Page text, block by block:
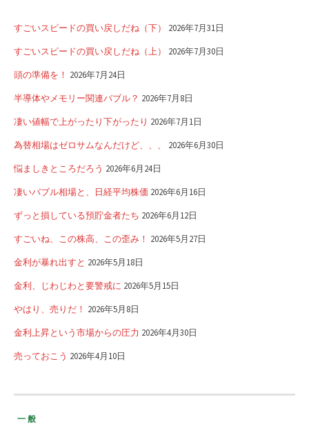
すごいスピードの買い戻しだね（下） 2026年7月31日
すごいスピードの買い戻しだね（上） 2026年7月30日
頭の準備を！ 2026年7月24日
半導体やメモリー関連バブル？ 2026年7月8日
凄い値幅で上がったり下がったり 2026年7月1日
為替相場はゼロサムなんだけど、、、 2026年6月30日
悩ましきところだろう 2026年6月24日
凄いバブル相場と、日経平均株価 2026年6月16日
ずっと損している預貯金者たち 2026年6月12日
すごいね、この株高、この歪み！ 2026年5月27日
金利が暴れ出すと 2026年5月18日
金利、じわじわと要警戒に 2026年5月15日
やはり、売りだ！ 2026年5月8日
金利上昇という市場からの圧力 2026年4月30日
売っておこう 2026年4月10日
一般